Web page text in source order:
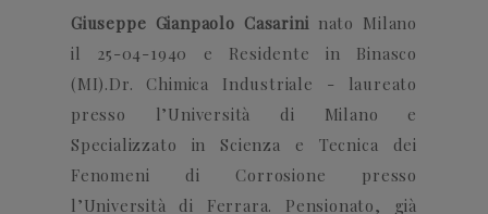
Giuseppe Gianpaolo Casarini nato Milano
il 25-04-1940 e Residente in Binasco
(MI).Dr. Chimica Industriale - laureato
presso l’Università di Milano e
Specializzato in Scienza e Tecnica dei
Fenomeni di Corrosione presso
l’Università di Ferrara. Pensionato, già